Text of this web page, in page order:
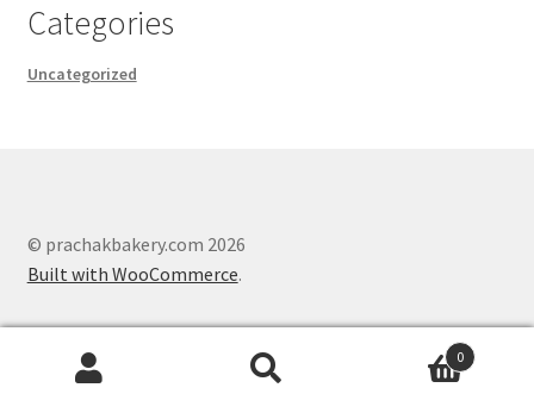
Categories
Uncategorized
© prachakbakery.com 2026
Built with WooCommerce.
0